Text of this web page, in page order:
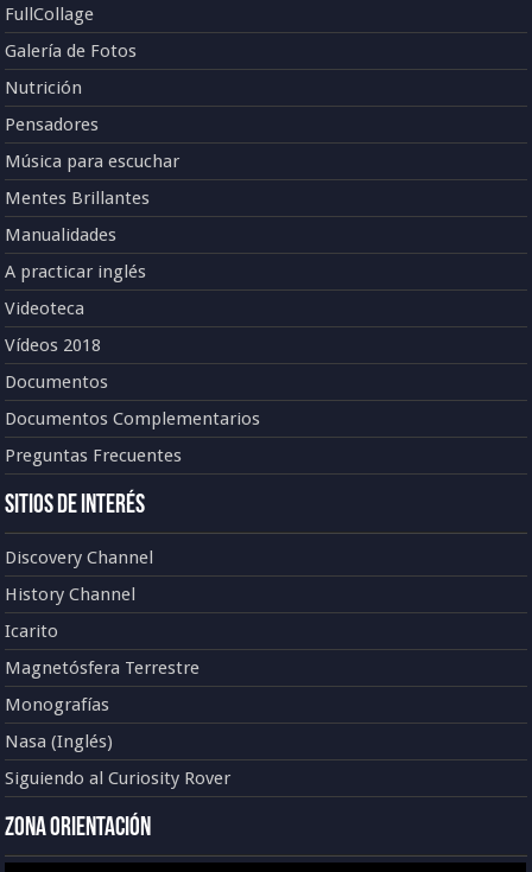
FullCollage
Galería de Fotos
Nutrición
Pensadores
Música para escuchar
Mentes Brillantes
Manualidades
A practicar inglés
Videoteca
Vídeos 2018
Documentos
Documentos Complementarios
Preguntas Frecuentes
Sitios de Interés
Discovery Channel
History Channel
Icarito
Magnetósfera Terrestre
Monografías
Nasa (Inglés)
Siguiendo al Curiosity Rover
Zona Orientación